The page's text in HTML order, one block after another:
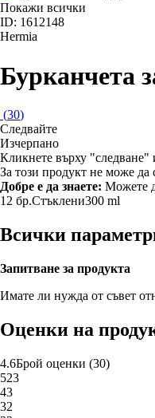
Покажи всички
ID: 1612148
Hermia
Бурканчета
(30)
Следвайте
Изчерпанo
Кликнете върху "следване"
За този продукт не може да
Добре е да знаете: Можете
12 бр.Стъклени300 ml
Всички
Запитване за продукта
Имате ли нужда от съвет
Оценки на
4.6Брой оценки (30)
523
43
32